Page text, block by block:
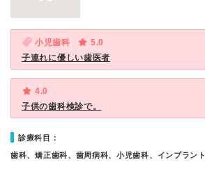
小児歯科
5.0
子連れに優しい歯医者
4.0
子供の歯科検診で。
診療科目：
歯科、矯正歯科、歯周病科、小児歯科、インプラント